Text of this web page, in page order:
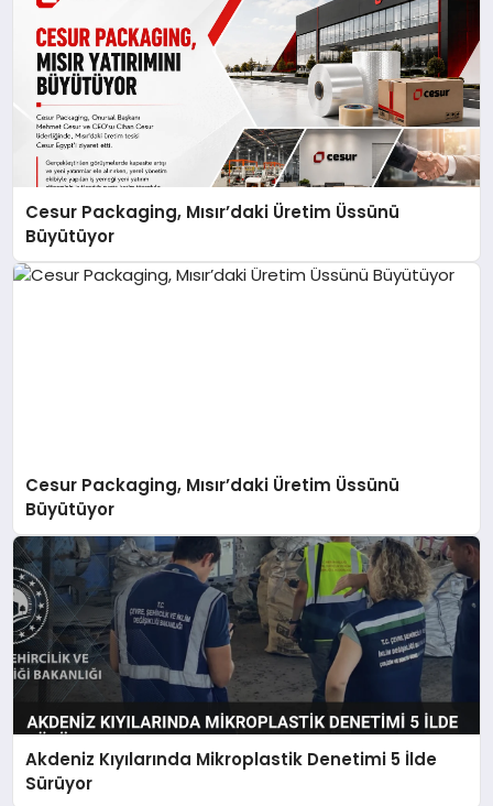
Cesur Packaging, Mısır’daki Üretim Üssünü
Büyütüyor
Cesur Packaging, Mısır’daki Üretim Üssünü
Büyütüyor
Akdeniz Kıyılarında Mikroplastik Denetimi 5 İlde
Sürüyor